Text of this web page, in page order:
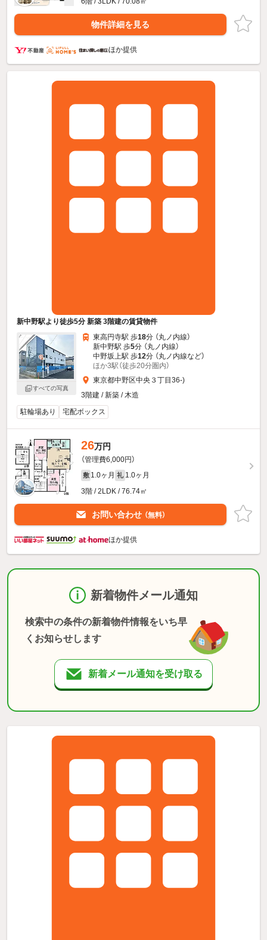
物件詳細を見る
ほか提供
新中野駅より徒歩5分 新築 3階建の賃貸物件
すべての写真
東高円寺駅 歩18分 （丸ノ内線）
新中野駅 歩5分 （丸ノ内線）
中野坂上駅 歩12分 （丸ノ内線など）
ほか3駅（徒歩20分圏内）
東京都中野区中央３丁目36-)
3階建 / 新築 / 木造
駐輪場あり
宅配ボックス
26万円
（管理費6,000円）
敷 1.0ヶ月 礼 1.0ヶ月
3階 / 2LDK / 76.74㎡
お問い合わせ （無料）
ほか提供
新着物件メール通知
検索中の条件の新着物件情報をいち早
くお知らせします
新着メール通知を受け取る